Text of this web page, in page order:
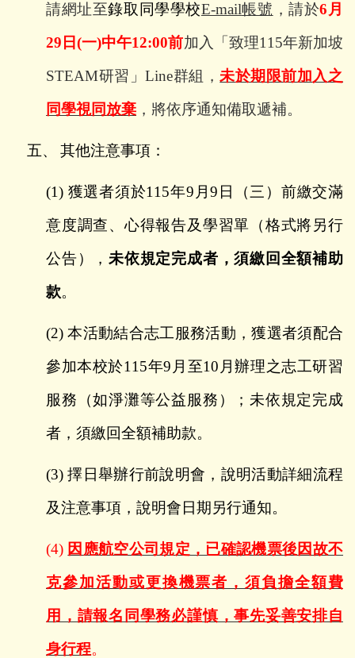
請網址至錄取同學學校E-mail帳號 ，請於6 月
29 日(一)中午12:00前加入「致理115年新加坡
STEAM研習」Line群組， 未於期限前加入之
同學視同放棄 ，將依序通知備取遞補。
五、 其他注意事項：
(1) 獲選者須於115年9 月9 日（三）前繳交滿
意度調查、心得報告及學習單（格式將另行
公告）， 未依規定完成者，須繳回全額補助
款。
(2)本活動結合志工服務活動，獲選者須配合
參加本校於115年9 月至10 月辦理之志工研習
服務（如淨灘等公益服務）；未依規定完成
者，須繳回全額補助款。
(3)擇日舉辦行前說明會，說明活動詳細流程
及注意事項，說明會日期另行通知。
(4) 因應航空公司規定，已確認機票後因故不
克參加活動或更換機票者，須負擔全額費
用，請報名同學務必謹慎，事先妥善安排自
身行程。